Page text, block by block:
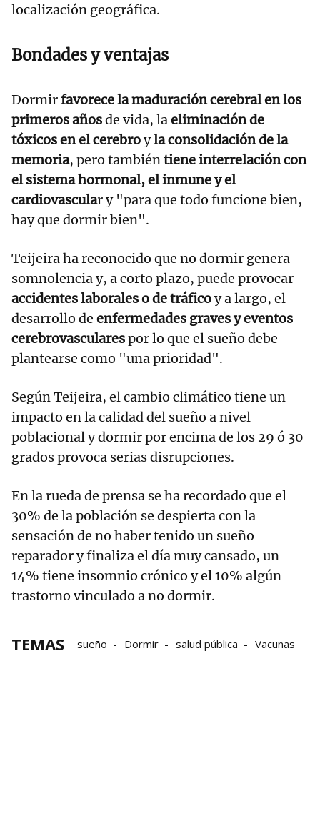
localización geográfica.
Bondades y ventajas
Dormirfavorece la maduración cerebral en los
primeros añosde vida, laeliminación de
tóxicos en el cerebroyla consolidación de la
memoria, pero tambiéntiene interrelación con
el sistema hormonal, el inmune y el
cardiovascular y "para que todo funcione bien,
hay que dormir bien".
Teijeira ha reconocido que no dormir genera
somnolencia y, a corto plazo, puede provocar
accidentes laborales o de tráficoy a largo, el
desarrollo de enfermedades graves y eventos
cerebrovascularespor lo que el sueño debe
plantearse como "una prioridad".
Según Teijeira, el cambio climático tiene un
impacto en la calidad del sueño a nivel
poblacional y dormir por encima de los 29 ó 30
grados provoca serias disrupciones.
En la rueda de prensa se ha recordado que el
30% de la población se despierta con la
sensación de no haber tenido un sueño
reparador y finaliza el día muy cansado, un
14% tiene insomnio crónico y el 10% algún
trastorno vinculado a no dormir.
TEMAS sueño Dormir salud pública Vacunas